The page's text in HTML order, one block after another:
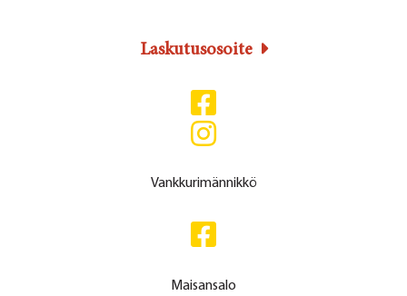
Laskutusosoite
Vankkurimännikkö
Maisansalo